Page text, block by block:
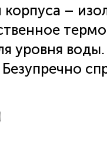
–
уровня
вверх за
15 000